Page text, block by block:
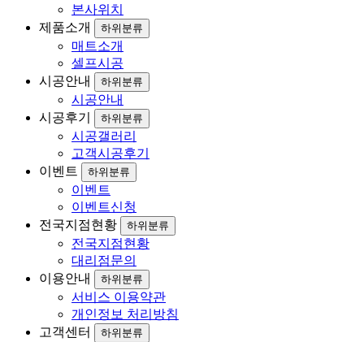
본사위치
제품소개
하위분류
매트소개
셀프시공
시공안내
하위분류
시공안내
시공후기
하위분류
시공갤러리
고객시공후기
이벤트
하위분류
이벤트
이벤트신청
전국지점현황
하위분류
전국지점현황
대리점문의
이용안내
하위분류
서비스 이용약관
개인정보 처리방침
고객센터
하위분류